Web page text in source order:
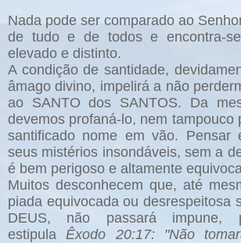
Nada pode ser comparado ao
de tudo e de todos e encontra-
elevado e distinto.
A condição de santidade,
âmago divino, impelirá a não
ao SANTO dos SANTOS. Da
devemos profaná-lo, nem tampouco
santificado nome em vão. Pensar
seus mistérios insondáveis, sem a
é bem perigoso e altamente
Muitos desconhecem que, até
piada equivocada ou desrespeitosa
DEUS, não passará impune,
estipula Êxodo 20:17: "Não